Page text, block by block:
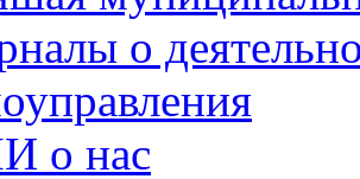
о
о нас